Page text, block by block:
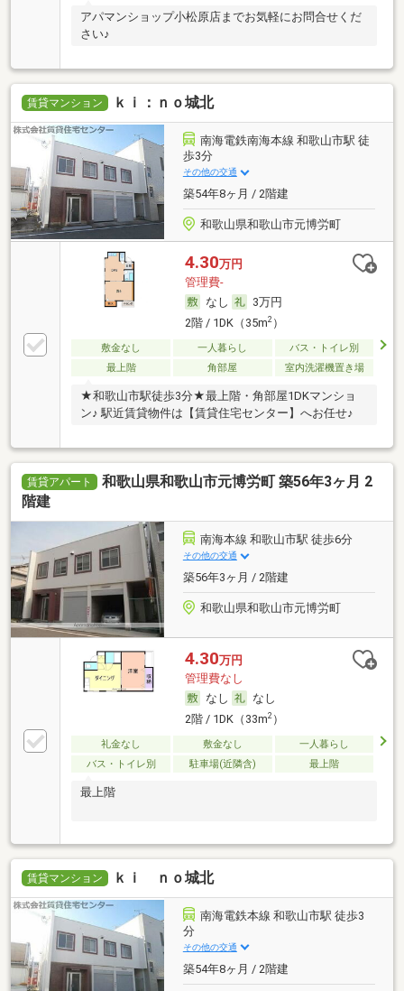
アパマンショップ小松原店までお気軽にお問合せくだ
さい♪
賃貸マンション ｋｉ：ｎｏ城北
南海電鉄南海本線 和歌山市駅 徒
歩3分
その他の交通
築54年8ヶ月 / 2階建
和歌山県和歌山市元博労町
4.30万円
管理費-
なし
3万円
2階 / 1DK（35m2）
敷金なし 一人暮らし
バス・トイレ別
最上階
角部屋 室内洗濯機置き場
★和歌山市駅徒歩3分★最上階・角部屋1DKマンショ
ン♪ 駅近賃貸物件は【賃貸住宅センター】へお任せ♪
賃貸アパート
和歌山県和歌山市元博労町 築56年3ヶ月 2
階建
南海本線 和歌山市駅 徒歩6分
その他の交通
築56年3ヶ月 / 2階建
和歌山県和歌山市元博労町
4.30万円
管理費なし
なし
なし
2階 / 1DK（33m2）
礼金なし 敷金なし
一人暮らし
バス・トイレ別
駐車場(近隣含) 最上階
最上階
賃貸マンション ｋｉ ｎｏ城北
南海電鉄本線 和歌山市駅 徒歩3
分
その他の交通
築54年8ヶ月 / 2階建